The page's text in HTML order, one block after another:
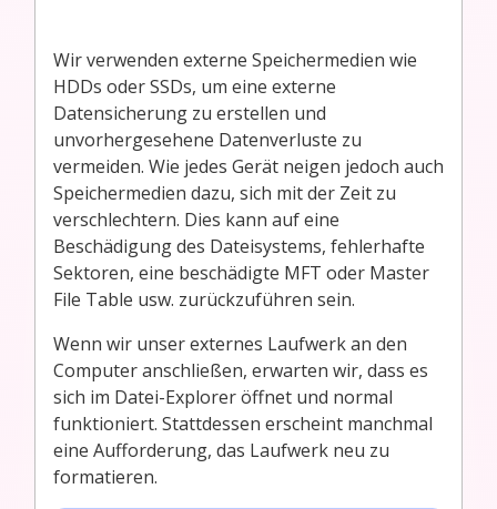
Wir verwenden externe Speichermedien wie
HDDs oder SSDs, um eine externe
Datensicherung zu erstellen und
unvorhergesehene Datenverluste zu
vermeiden. Wie jedes Gerät neigen jedoch auch
Speichermedien dazu, sich mit der Zeit zu
verschlechtern. Dies kann auf eine
Beschädigung des Dateisystems, fehlerhafte
Sektoren, eine beschädigte MFT oder Master
File Table usw. zurückzuführen sein.
Wenn wir unser externes Laufwerk an den
Computer anschließen, erwarten wir, dass es
sich im Datei-Explorer öffnet und normal
funktioniert. Stattdessen erscheint manchmal
eine Aufforderung, das Laufwerk neu zu
formatieren.